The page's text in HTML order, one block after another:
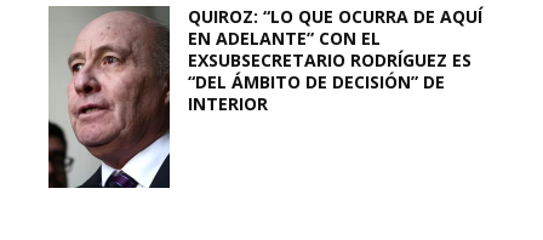
QUIROZ: “LO QUE OCURRA DE AQUÍ
EN ADELANTE” CON EL
EXSUBSECRETARIO RODRÍGUEZ ES
“DEL ÁMBITO DE DECISIÓN” DE
INTERIOR